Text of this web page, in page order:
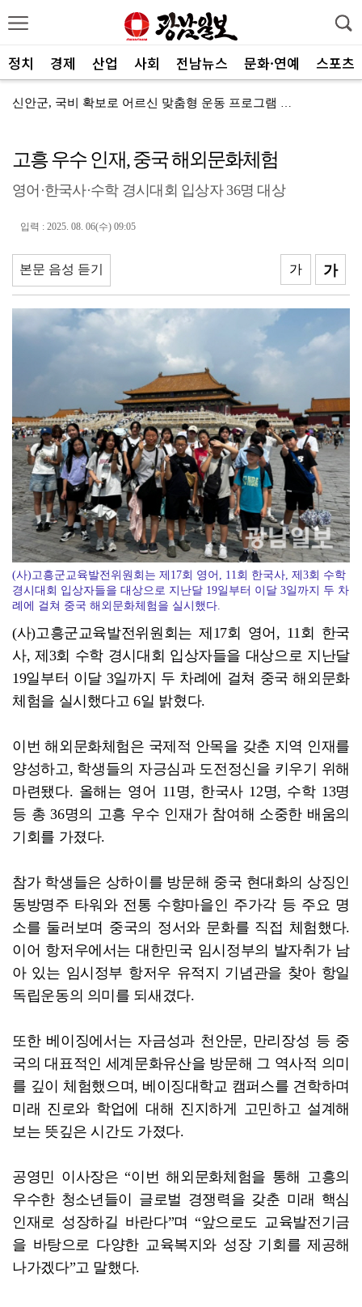
정치 경제 산업 사회 전남뉴스 문화·연예 스포츠
신안군, 국비 확보로 어르신 맞춤형 운동 프로그램 지속
전남광주통합특별시, 공공기관 유치 총력전 돌입
전남광주특별시, 광주권 시내버스 노선개편 계획대로 추진
"서남권 반도체 클러스터 성공의 핵심은 ‘정주여건’
한 여름에 찾아온 산타…아동센터에 특별한 선물 전달
전남정보문화진흥원, SW교육 전문강사 양성과정 성료
광주FC, 검증된 미드필더 김종석 영입
광주특별시 광산구, 반도체 주민 공론장 연다
고흥 우수 인재, 중국 해외문화체험
영어·한국사·수학 경시대회 입상자 36명 대상
입력 : 2025. 08. 06(수) 09:05
본문 음성 듣기 가
가
(사)고흥군교육발전위원회는 제17회 영어, 11회 한국사, 제3회 수학
경시대회 입상자들을 대상으로 지난달 19일부터 이달 3일까지 두 차
례에 걸쳐 중국 해외문화체험을 실시했다.
(사)고흥군교육발전위원회는 제17회 영어, 11회 한국
사, 제3회 수학 경시대회 입상자들을 대상으로 지난달
19일부터 이달 3일까지 두 차례에 걸쳐 중국 해외문화
체험을 실시했다고 6일 밝혔다.
이번 해외문화체험은 국제적 안목을 갖춘 지역 인재를
양성하고, 학생들의 자긍심과 도전정신을 키우기 위해
마련됐다. 올해는 영어 11명, 한국사 12명, 수학 13명
등 총 36명의 고흥 우수 인재가 참여해 소중한 배움의
기회를 가졌다.
참가 학생들은 상하이를 방문해 중국 현대화의 상징인
동방명주 타워와 전통 수향마을인 주가각 등 주요 명
소를 둘러보며 중국의 정서와 문화를 직접 체험했다.
이어 항저우에서는 대한민국 임시정부의 발자취가 남
아 있는 임시정부 항저우 유적지 기념관을 찾아 항일
독립운동의 의미를 되새겼다.
또한 베이징에서는 자금성과 천안문, 만리장성 등 중
국의 대표적인 세계문화유산을 방문해 그 역사적 의미
를 깊이 체험했으며, 베이징대학교 캠퍼스를 견학하며
미래 진로와 학업에 대해 진지하게 고민하고 설계해
보는 뜻깊은 시간도 가졌다.
공영민 이사장은 “이번 해외문화체험을 통해 고흥의
우수한 청소년들이 글로벌 경쟁력을 갖춘 미래 핵심
인재로 성장하길 바란다”며 “앞으로도 교육발전기금
을 바탕으로 다양한 교육복지와 성장 기회를 제공해
나가겠다”고 말했다.